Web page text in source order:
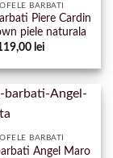
BARBATI
Piere Cardin
piele naturala
lei
BARBATI
Angel Maro